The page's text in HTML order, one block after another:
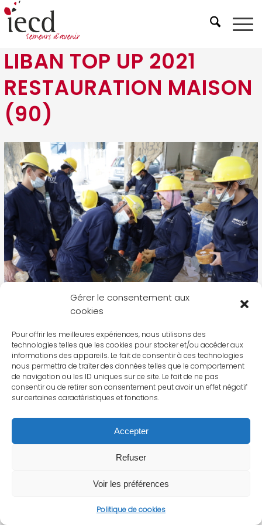
Gérer le consentement aux
cookies
Pour offrir les meilleures expériences, nous utilisons des
technologies telles que les cookies pour stocker et/ou accéder aux
informations des appareils. Le fait de consentir à ces technologies
nous permettra de traiter des données telles que le comportement
de navigation ou les ID uniques sur ce site. Le fait de ne pas
consentir ou de retirer son consentement peut avoir un effet négatif
sur certaines caractéristiques et fonctions.
Accepter
Refuser
Voir les préférences
Politique de cookies
LIBAN TOP UP 2021
RESTAURATION MAISON
(90)